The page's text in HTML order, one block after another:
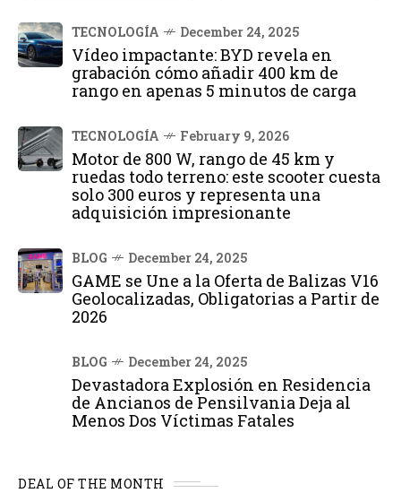
TECNOLOGÍA December 24, 2025
Vídeo impactante: BYD revela en
grabación cómo añadir 400 km de
rango en apenas 5 minutos de carga
TECNOLOGÍA February 9, 2026
Motor de 800 W, rango de 45 km y
ruedas todo terreno: este scooter cuesta
solo 300 euros y representa una
adquisición impresionante
BLOG December 24, 2025
GAME se Une a la Oferta de Balizas V16
Geolocalizadas, Obligatorias a Partir de
2026
BLOG December 24, 2025
Devastadora Explosión en Residencia
de Ancianos de Pensilvania Deja al
Menos Dos Víctimas Fatales
DEAL OF THE MONTH